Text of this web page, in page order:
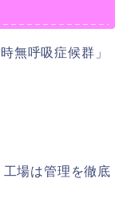
無呼吸症候群」
場は管理を徹底